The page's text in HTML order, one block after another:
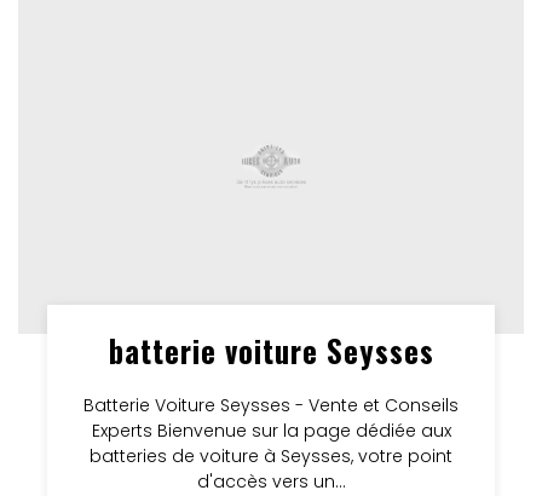
batterie voiture Seysses
Batterie Voiture Seysses - Vente et Conseils
Experts Bienvenue sur la page dédiée aux
batteries de voiture à Seysses, votre point
d'accès vers un...